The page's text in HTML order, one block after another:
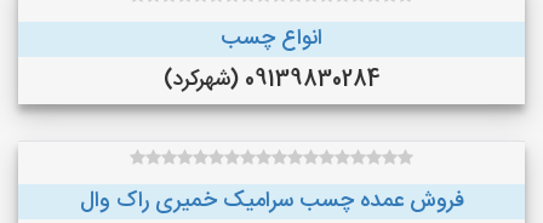
انواع چسب
09139830284 (شهرکرد)
فروش عمده چسب سرامیک خمیری راک وال